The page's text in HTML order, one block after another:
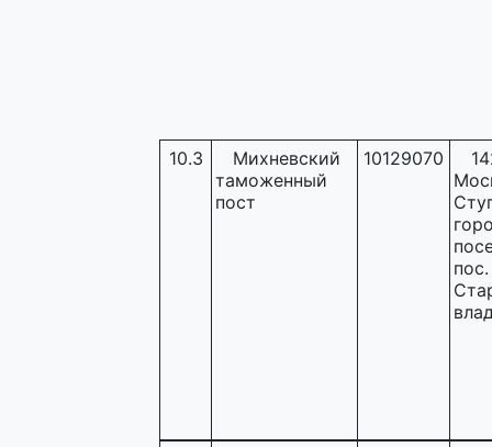
10.3
Михневский
таможенный
пост
10129070